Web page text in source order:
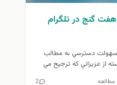
گنج در تلگرام
دسترسي به مطالب
از عزيزاني كه ترجيح مي
2